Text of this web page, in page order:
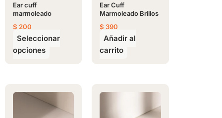
Ear cuff
marmoleado
$ 200
Seleccionar
opciones
se
pueden
elegir
en
la
Ear Cuff
Marmoleado Brillos
$ 390
Añadir al
carrito